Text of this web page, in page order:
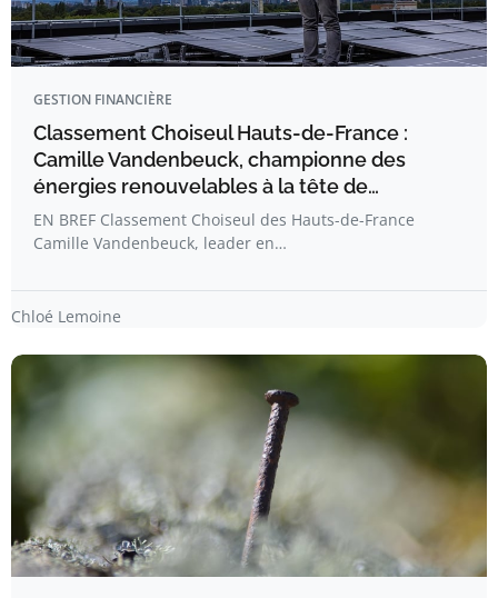
GESTION FINANCIÈRE
Classement Choiseul Hauts-de-France :
Camille Vandenbeuck, championne des
énergies renouvelables à la tête de…
EN BREF Classement Choiseul des Hauts-de-France
Camille Vandenbeuck, leader en…
Chloé Lemoine